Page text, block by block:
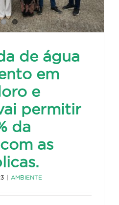
de água
em
e
permitir
da
as
AMBIENTE